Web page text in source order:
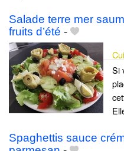
Salade terre mer
fruits d’été -
Si
Spaghettis sauce